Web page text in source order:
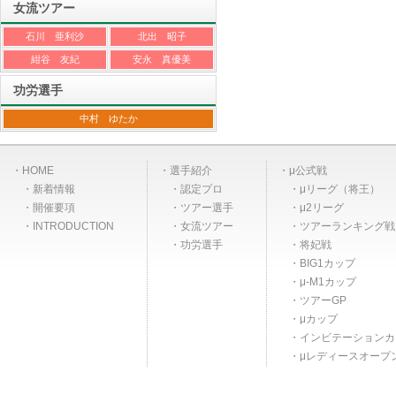
女流ツアー
石川 亜利沙 北出 昭子
紺谷 友紀 安永 真優美
功労選手
中村 ゆたか
HOME
新着情報
開催要項
INTRODUCTION
選手紹介
認定プロ
ツアー選手
女流ツアー
功労選手
μ公式戦
μリーグ（将王）
μ2リーグ
ツアーランキング
将妃戦
BIG1カップ
μ-M1カップ
ツアーGP
μカップ
インビテーション
μレディースオープ